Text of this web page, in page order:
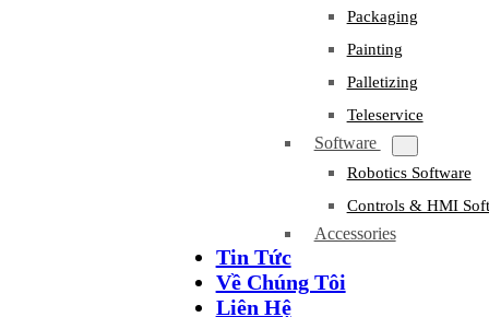
Packaging
Painting
Palletizing
Teleservice
Software
Robotics Software
Controls & HMI
Accessories
Tin Tức
Về Chúng Tôi
Liên Hệ